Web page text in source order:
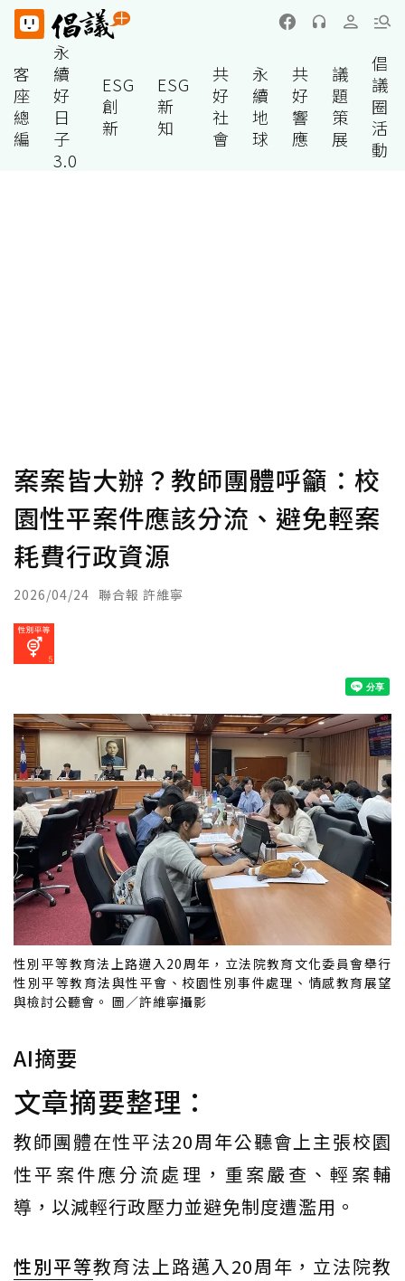
客
座
總
編
永
續
好
日
子
3.0
ESG
創
新
ESG
新
知
共
好
社
會
永
續
地
球
共
好
響
應
議
題
策
展
倡
議
圈
活
動
案案皆大辦？教師團體呼籲：校
園性平案件應該分流、避免輕案
耗費行政資源
2026/04/24 聯合報 許維寧
性別平等教育法上路邁入20周年，立法院教育文化委員會舉行
性別平等教育法與性平會、校園性別事件處理、情感教育展望
與檢討公聽會。 圖／許維寧攝影
AI摘要
文章摘要整理：
教師團體在性平法20周年公聽會上主張校園
性平案件應分流處理，重案嚴查、輕案輔
導，以減輕行政壓力並避免制度遭濫用。
性別平等教育法上路邁入20周年，立法院教